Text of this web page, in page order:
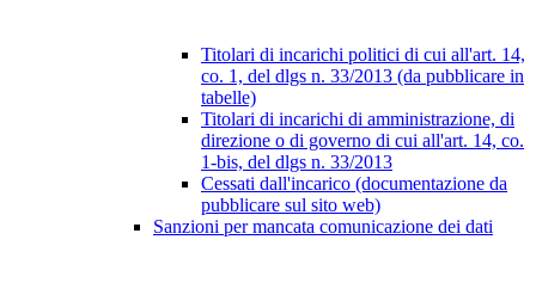
Titolari di incarichi politici di cui all'art. 14,
co. 1, del dlgs n. 33/2013 (da pubblicare in
tabelle)
Titolari di incarichi di amministrazione, di
direzione o di governo di cui all'art. 14, co.
1-bis, del dlgs n. 33/2013
Cessati dall'incarico (documentazione da
pubblicare sul sito web)
Sanzioni per mancata comunicazione dei dati